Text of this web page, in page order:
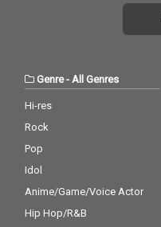
小林とタケウチ、2人
会ったミュージシャ
ン、 シンガー、ラッパ
ーに、まるでラブレタ
それらの曲を送り、そ
た。 Bird、多和田え
み、Sweep、shyoudo
Genre- All Genres
Hi-res
Rock
Pop
Idol
Anime/Game/Voice Actor
Hip Hop/R&B